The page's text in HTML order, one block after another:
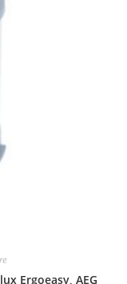
Ergoeasy, AEG